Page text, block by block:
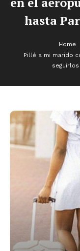
hasta
Home
Pillé a mi marido